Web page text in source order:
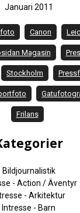
Januari 2011
Canon
Magasin
Stockholm
Frilans
Bildjournalistik
- Action / Äventyr
- Arkitektur
Intresse - Barn